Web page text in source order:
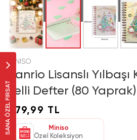
SANA ÖZEL FIRSAT
MINISO
Sanrio Lisanslı
Telli Defter (80 Yaprak)
279,99 TL
Miniso
Özel Koleksiyon